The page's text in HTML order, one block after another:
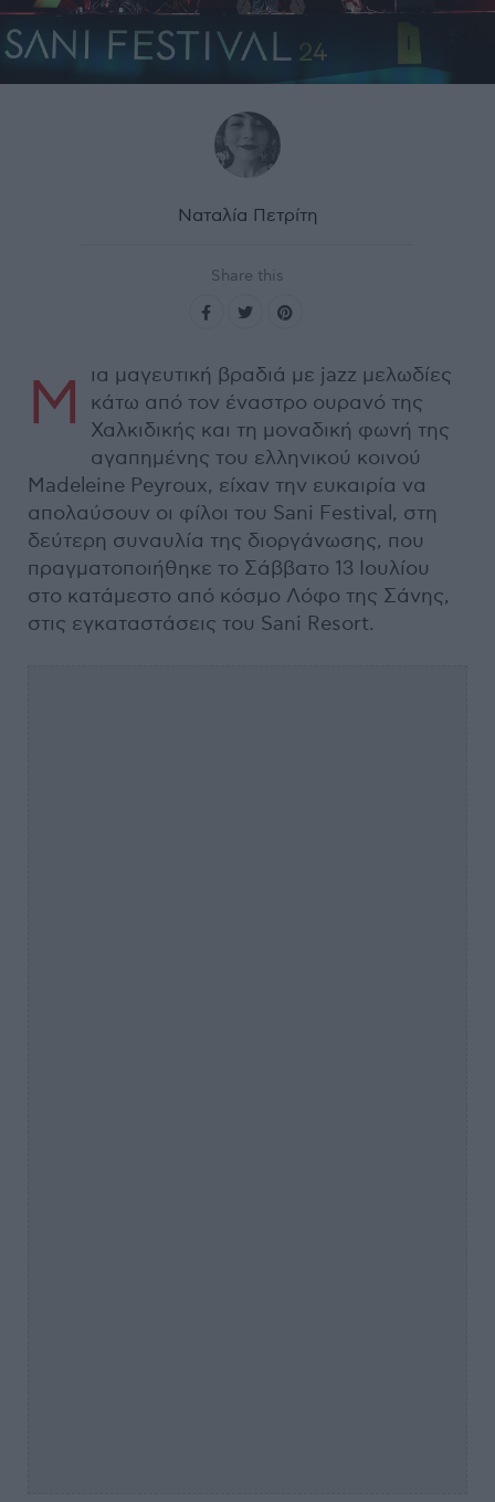
Ναταλία Πετρίτη
Share this
Μ
ια μαγευτική βραδιά με jazz μελωδίες
κάτω από τον έναστρο ουρανό της
Χαλκιδικής και τη μοναδική φωνή της
αγαπημένης του ελληνικού κοινού
Madeleine Peyroux, είχαν την ευκαιρία να
απολαύσουν οι φίλοι του Sani Festival, στη
δεύτερη συναυλία της διοργάνωσης, που
πραγματοποιήθηκε το Σάββατο 13 Ιουλίου
στο κατάμεστο από κόσμο Λόφο της Σάνης,
στις εγκαταστάσεις του Sani Resort.